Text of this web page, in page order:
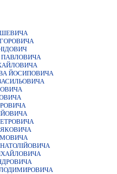
ПАВЛОВИЧА
ЙОСИПОВИЧА